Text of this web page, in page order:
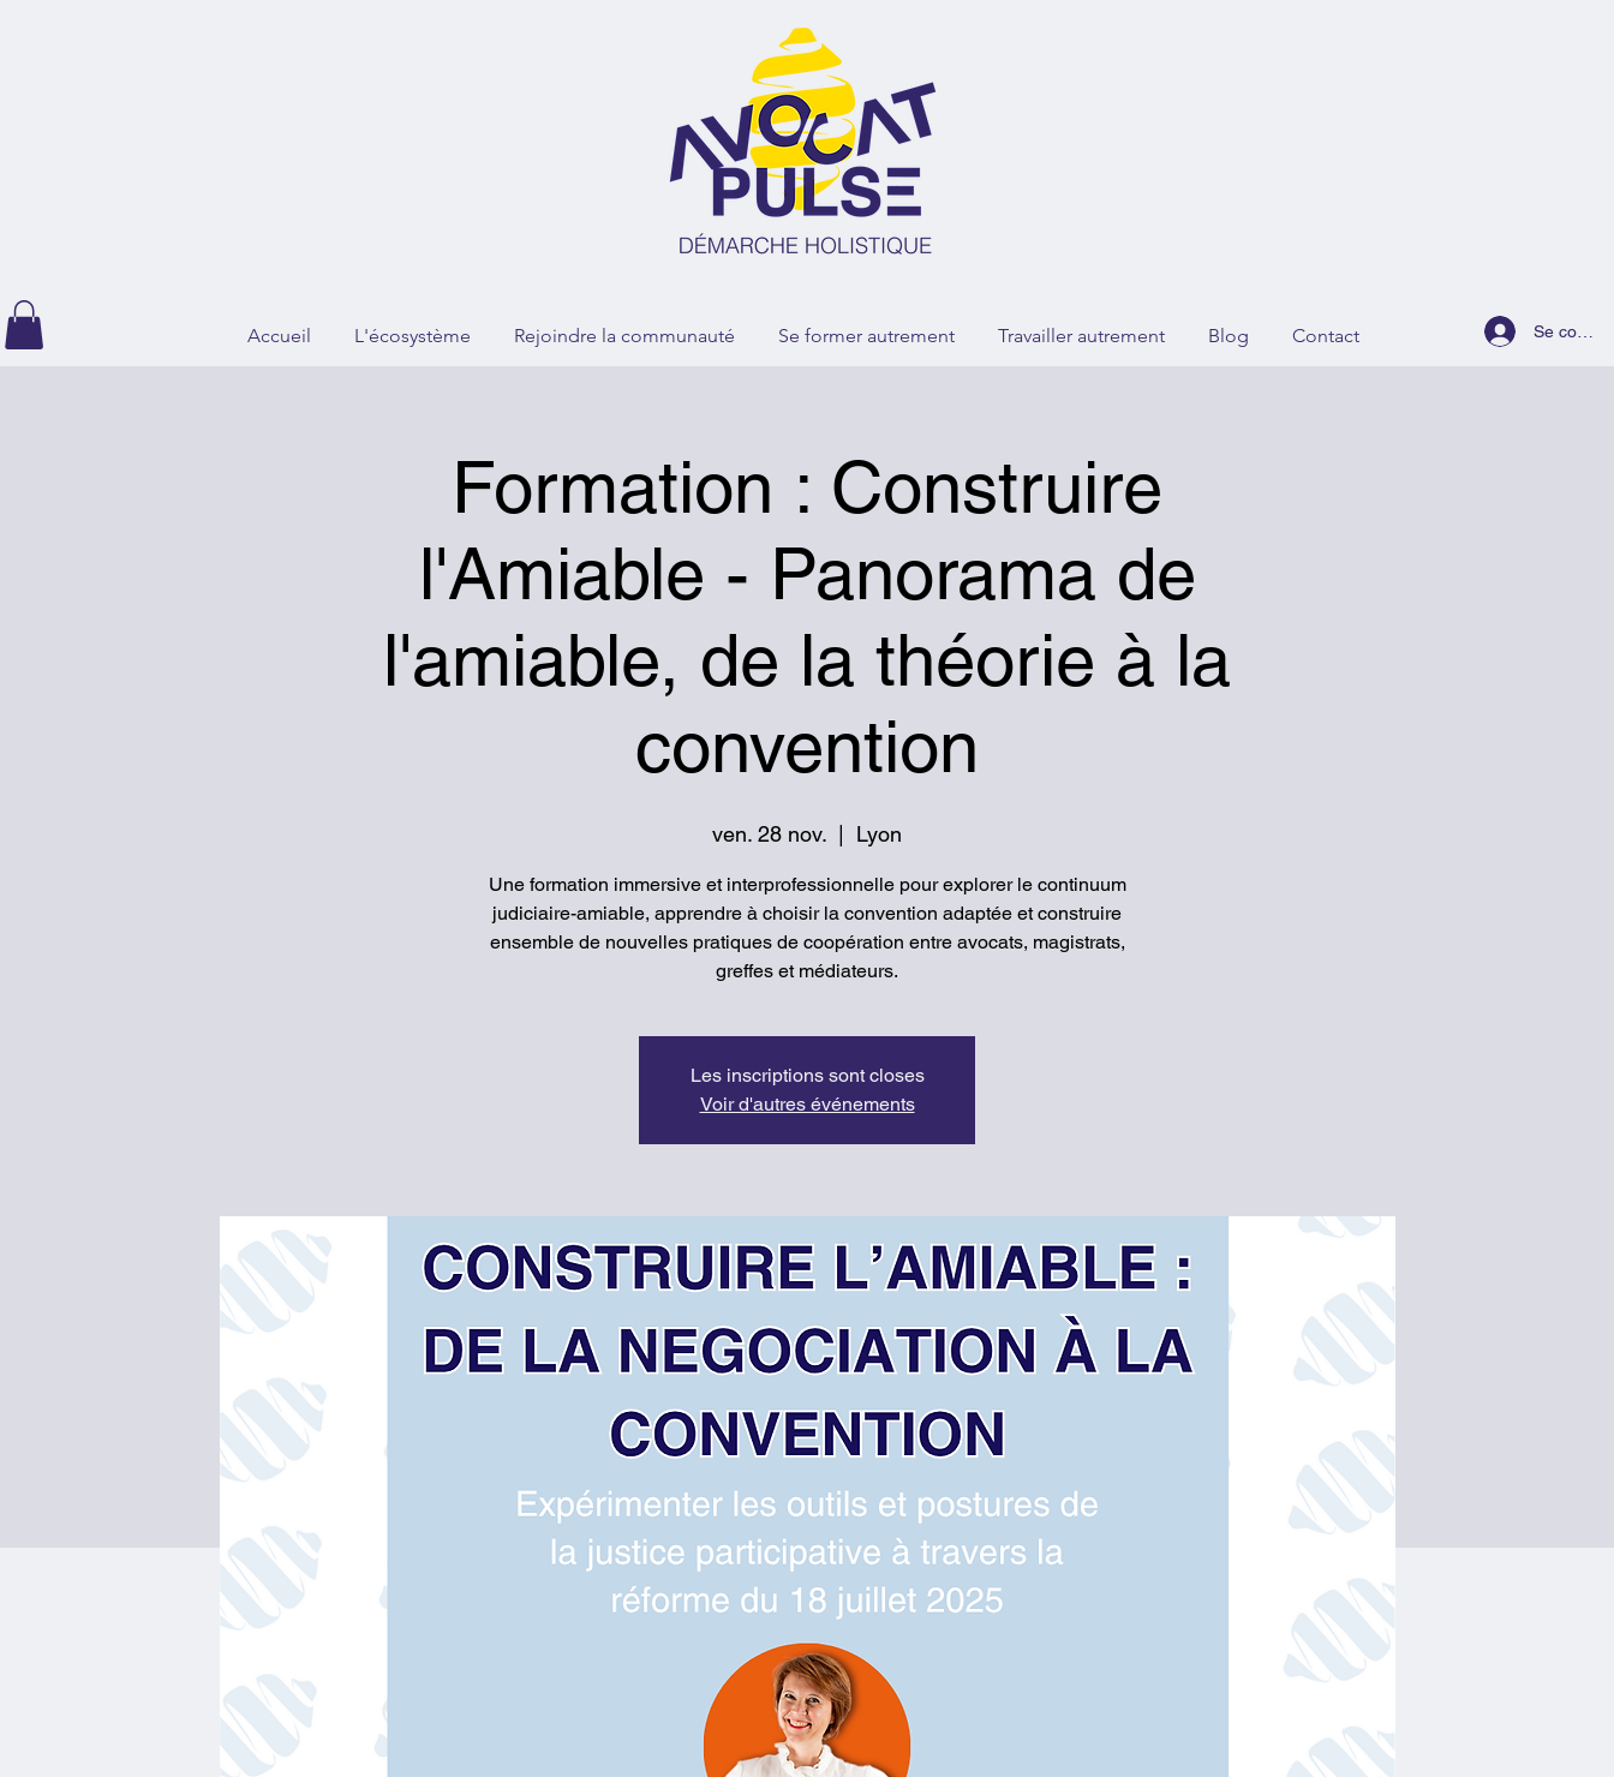
Accueil L'écosystème Rejoindre la communauté Se former autrement Travailler autrement Blog Contact Se
Formation : Construire
l'Amiable - Panorama de
l'amiable, de la théorie à la
convention
ven. 28 nov.
  |
Lyon
Une formation immersive et interprofessionnelle pour explorer le continuum
judiciaire-amiable, apprendre à choisir la convention adaptée et construire
ensemble de nouvelles pratiques de coopération entre avocats, magistrats,
greffes et médiateurs.
Les inscriptions sont closes
Voir d'autres événements